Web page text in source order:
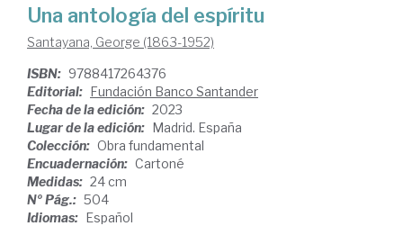
Una antología del espíritu
Santayana, George (1863-1952)
ISBN: 9788417264376
Editorial: Fundación Banco Santander
Fecha de la edición: 2023
Lugar de la edición: Madrid. España
Colección: Obra fundamental
Encuadernación: Cartoné
Medidas: 24 cm
Nº Pág.: 504
Idiomas: Español